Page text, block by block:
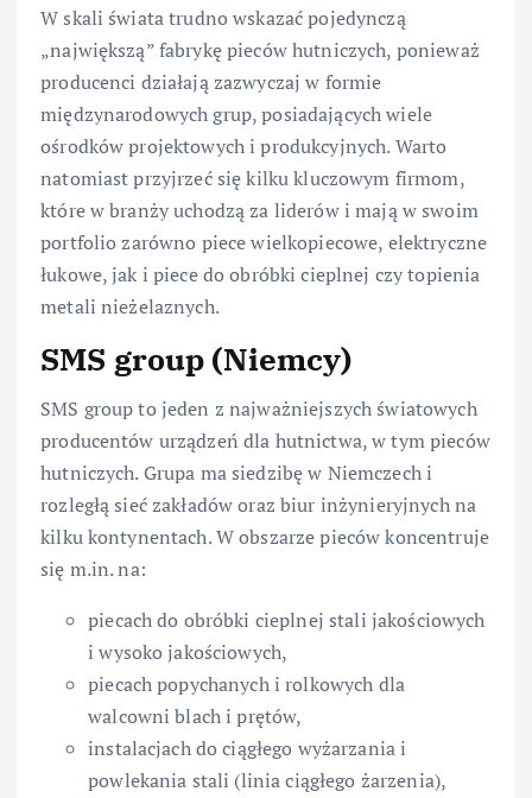
W skali świata trudno wskazać pojedynczą
„największą” fabrykę pieców hutniczych, ponieważ
producenci działają zazwyczaj w formie
międzynarodowych grup, posiadających wiele
ośrodków projektowych i produkcyjnych. Warto
natomiast przyjrzeć się kilku kluczowym firmom,
które w branży uchodzą za liderów i mają w swoim
portfolio zarówno piece wielkopiecowe, elektryczne
łukowe, jak i piece do obróbki cieplnej czy topienia
metali nieżelaznych.
SMS group (Niemcy)
SMS group to jeden z najważniejszych światowych
producentów urządzeń dla hutnictwa, w tym pieców
hutniczych. Grupa ma siedzibę w Niemczech i
rozległą sieć zakładów oraz biur inżynieryjnych na
kilku kontynentach. W obszarze pieców koncentruje
się m.in. na:
piecach do obróbki cieplnej stali jakościowych
i wysoko jakościowych,
piecach popychanych i rolkowych dla
walcowni blach i prętów,
instalacjach do ciągłego wyżarzania i
powlekania stali (linia ciągłego żarzenia),